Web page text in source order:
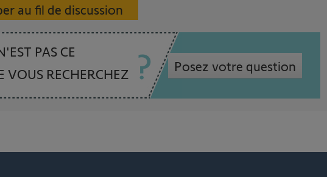
au fil de discussion
PAS CE
VOUS RECHERCHEZ
Posez votre question